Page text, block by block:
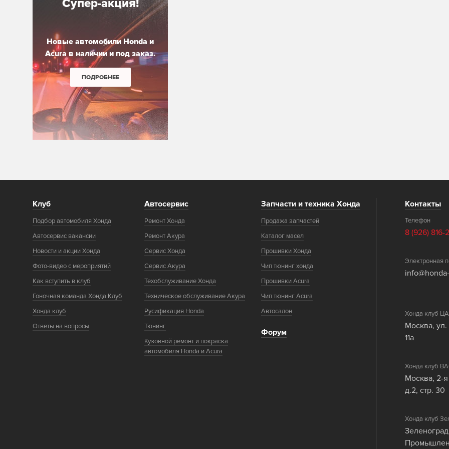
Супер-акция!
Новые автомобили Honda и
Acura в наличии и под заказ.
ПОДРОБНЕЕ
Клуб
Подбор автомобиля Хонда
Автосервис вакансии
Новости и акции Хонда
Фото-видео с мероприятий
Как вступить в клуб
Гоночная команда Хонда Клуб
Хонда клуб
Ответы на вопросы
Автосервис
Ремонт Хонда
Ремонт Акура
Сервис Хонда
Сервис Акура
Техобслуживание Хонда
Техническое обслуживание Акура
Русификация Honda
Тюнинг
Кузовной ремонт и покраска
автомобиля Honda и Acura
Запчасти и техника Хонда
Продажа запчастей
Каталог масел
Прошивки Хонда
Чип тюнинг хонда
Прошивки Acura
Чип тюнинг Acura
Автосалон
Форум
Контакты
Телефон
8 (926) 816-
Электронная
Хонда клуб
Москва,
11а
Хонда клуб
Москва, 2-
д.2, стр. 30
Хонда клуб